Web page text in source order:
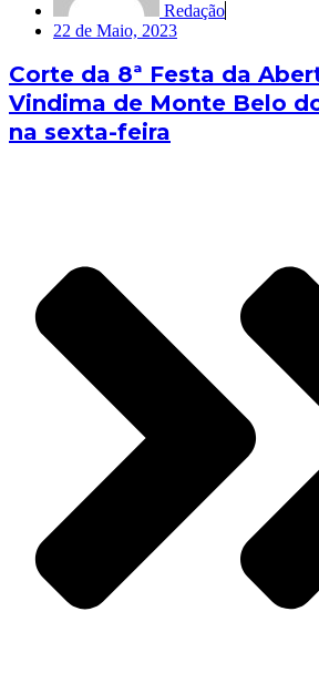
Redação
22 de Maio, 2023
Corte da 8ª Festa da
Vindima de Monte Belo
na sexta-feira